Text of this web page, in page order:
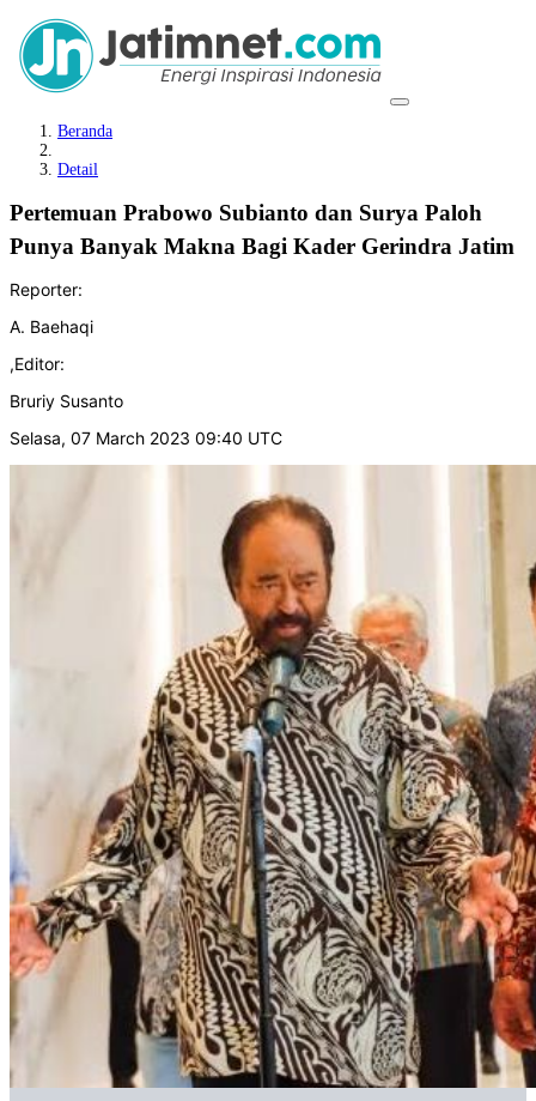
Beranda
Detail
Pertemuan Prabowo Subianto dan Surya Paloh
Punya Banyak Makna Bagi Kader Gerindra Jatim
Reporter:
A. Baehaqi
,Editor:
Bruriy Susanto
Selasa, 07 March 2023 09:40 UTC